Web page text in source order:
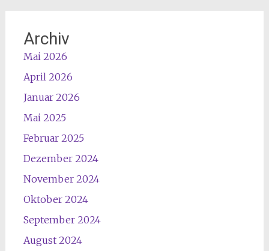
Archiv
Mai 2026
April 2026
Januar 2026
Mai 2025
Februar 2025
Dezember 2024
November 2024
Oktober 2024
September 2024
August 2024